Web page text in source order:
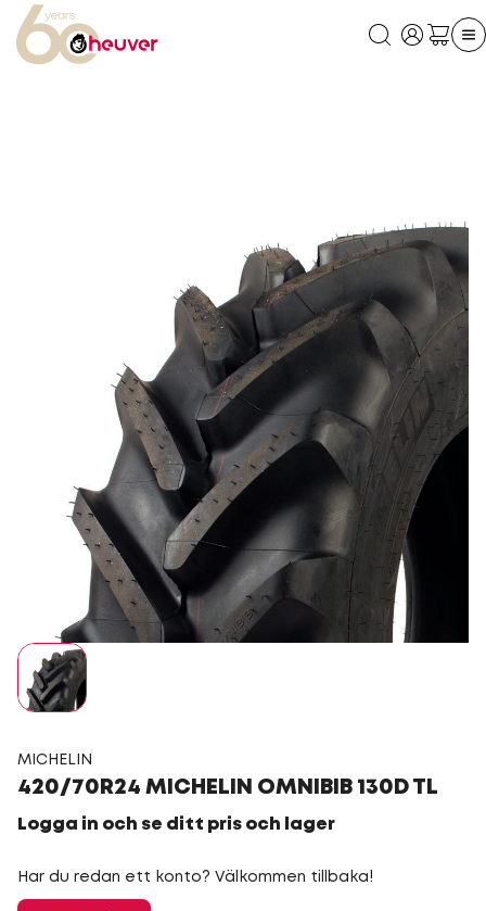
MICHELIN
420/70R24 MICHELIN OMNIBIB 130D TL
Logga in och se ditt pris och lager
Har du redan ett konto? Välkommen tillbaka!